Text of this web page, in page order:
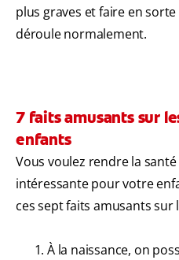
plus graves et faire en
déroule normalement.
7 faits amusants sur
enfants
Vous voulez rendre la
intéressante pour votre
ces sept faits amusants sur
À la naissance, on